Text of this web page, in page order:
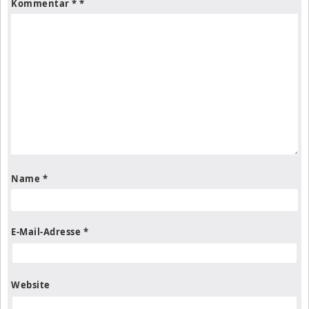
Kommentar *
Name *
E-Mail-Adresse *
Website